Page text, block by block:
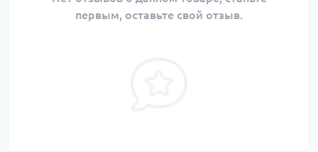
первым, оставьте свой отзыв.